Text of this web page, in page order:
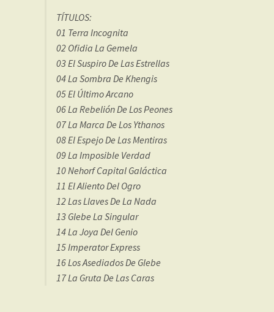
TÍTULOS:
01 Terra Incognita
02 Ofidia La Gemela
03 El Suspiro De Las Estrellas
04 La Sombra De Khengis
05 El Último Arcano
06 La Rebelión De Los Peones
07 La Marca De Los Ythanos
08 El Espejo De Las Mentiras
09 La Imposible Verdad
10 Nehorf Capital Galáctica
11 El Aliento Del Ogro
12 Las Llaves De La Nada
13 Glebe La Singular
14 La Joya Del Genio
15 Imperator Express
16 Los Asediados De Glebe
17 La Gruta De Las Caras